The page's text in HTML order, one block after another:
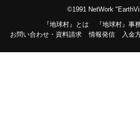
©1991 NetWork
『地球村』とは
『地球村』事
お問い合わせ・資料請求
情報発信 入金